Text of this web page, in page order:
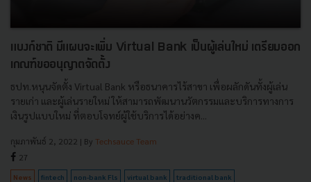
แบงก์ชาติ มีแผนจะเพิ่ม Virtual Bank เป็นผู้เล่นใหม่ เตรียมออก
เกณฑ์ขออนุญาตจัดตั้ง
ธปท.หนุนจัดตั้ง Virtual Bank หรือธนาคารไร้สาขา เพื่อผลักดันทั้งผู้เล่น
รายเก่า และผู้เล่นรายใหม่ ให้สามารถพัฒนานวัตกรรมและบริการทางการ
เงินรูปแบบใหม่ ที่ตอบโจทย์ผู้ใช้บริการได้อย่างค...
กุมภาพันธ์ 2, 2022 | By Techsauce Team
27
News fintech non-bank Fls virtual bank traditional bank